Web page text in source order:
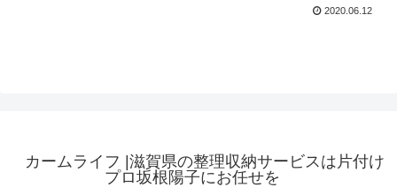
2020.06.12
カームライフ |滋賀県の整理収納サービスは片付け
プロ坂根陽子にお任せを